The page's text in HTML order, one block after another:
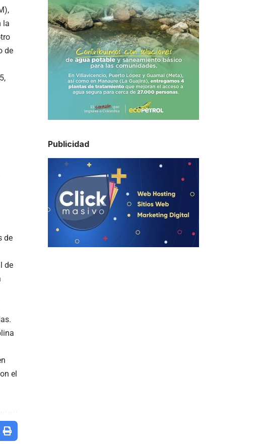
la
de
de
de
el
Publicidad